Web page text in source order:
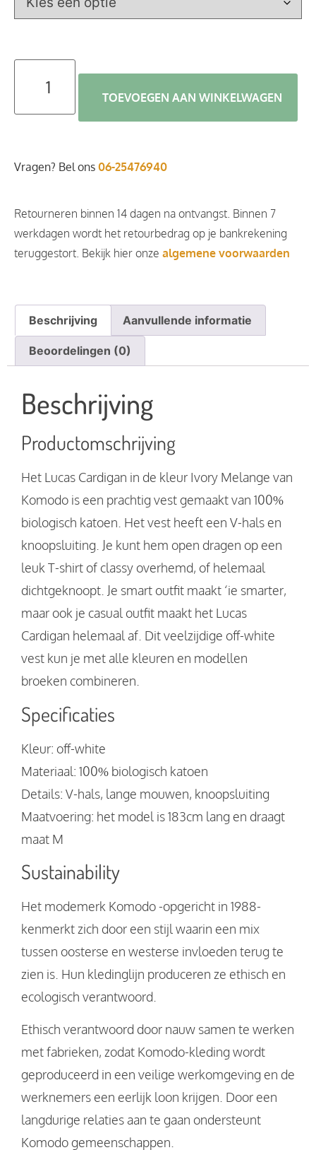
TOEVOEGEN AAN WINKELWAGEN
Vragen? Bel ons 06-25476940
Retourneren binnen 14 dagen na ontvangst. Binnen 7
werkdagen wordt het retourbedrag op je bankrekening
teruggestort. Bekijk hier onze algemene voorwaarden
Beschrijving Aanvullende informatie
Beoordelingen (0)
Beschrijving
Productomschrijving
Het Lucas Cardigan in de kleur Ivory Melange van
Komodo is een prachtig vest gemaakt van 100%
biologisch katoen. Het vest heeft een V-hals en
knoopsluiting. Je kunt hem open dragen op een
leuk T-shirt of classy overhemd, of helemaal
dichtgeknoopt. Je smart outfit maakt ‘ie smarter,
maar ook je casual outfit maakt het Lucas
Cardigan helemaal af. Dit veelzijdige off-white
vest kun je met alle kleuren en modellen
broeken combineren.
Specificaties
Kleur: off-white
Materiaal: 100% biologisch katoen
Details: V-hals, lange mouwen, knoopsluiting
Maatvoering: het model is 183cm lang en draagt
maat M
Sustainability
Het modemerk Komodo -opgericht in 1988-
kenmerkt zich door een stijl waarin een mix
tussen oosterse en westerse invloeden terug te
zien is. Hun kledinglijn produceren ze ethisch en
ecologisch verantwoord.
Ethisch verantwoord door nauw samen te werken
met fabrieken, zodat Komodo-kleding wordt
geproduceerd in een veilige werkomgeving en de
werknemers een eerlijk loon krijgen. Door een
langdurige relaties aan te gaan ondersteunt
Komodo gemeenschappen.